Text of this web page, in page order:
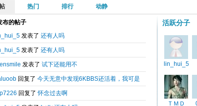
验证码: 看不清楚？点击刷新验证码
隐身登录: 是 否
记住我的登录状态
Total 0.03136(s) query 3, Time now is:2026-08-07 14:00